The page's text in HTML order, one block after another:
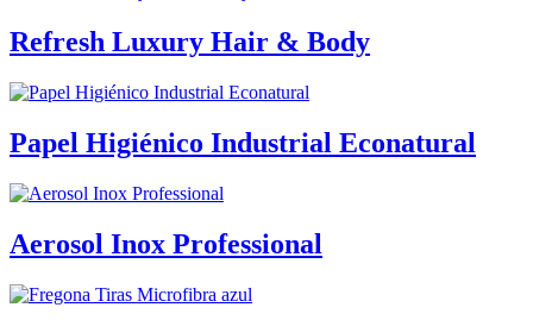
Refresh Luxury Hair & Body
Papel Higiénico Industrial Econatural
Aerosol Inox Professional